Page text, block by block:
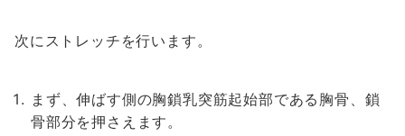
次にストレッチを行います。
まず、伸ばす側の胸鎖乳突筋起始部である胸骨、鎖
骨部分を押さえます。